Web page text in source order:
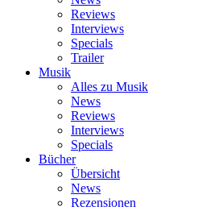
Reviews
Interviews
Specials
Trailer
Musik
Alles zu Musik
News
Reviews
Interviews
Specials
Bücher
Übersicht
News
Rezensionen